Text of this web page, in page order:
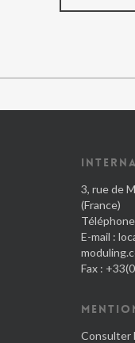
3, rue de
(France)
E-mail :
Fax :
Consulter